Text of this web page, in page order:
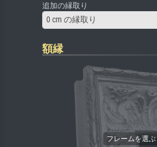
追加の縁取り
0 cm の縁取り
額縁